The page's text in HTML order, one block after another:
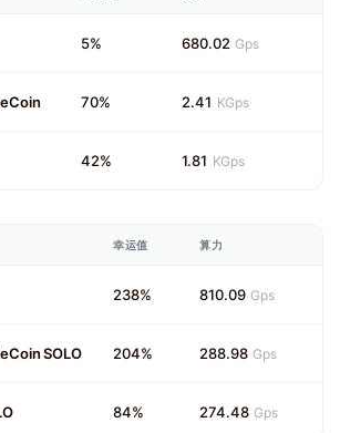
5% 680.02 Gps
70% 2.41 KGps
42% 1.81 KGps
幸运值 算力
238% 810.09 Gps
SOLO 204% 288.98 Gps
84% 274.48 Gps